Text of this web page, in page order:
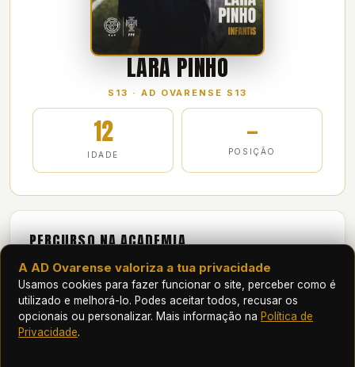
LARA PINHO
S13 · AD OVARENSE S13
12
IDADE
—
POSIÇÃO
PERCURSO NA ACADEMIA
2025/26 Infantis B (mista)nº 13Defesa
11jogos oficiais
2024/25
A AD Ovarense valoriza a tua privacidade
Usamos cookies para fazer funcionar o site, perceber como é
utilizado e melhorá-lo. Podes aceitar todos, recusar os
opcionais ou personalizar. Mais informação na Política de
Privacidade.